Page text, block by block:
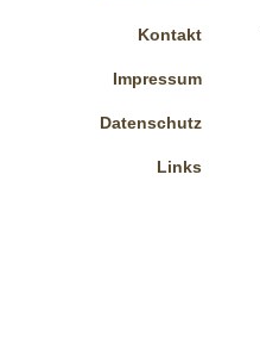
Kontakt
Impressum
Datenschutz
Links